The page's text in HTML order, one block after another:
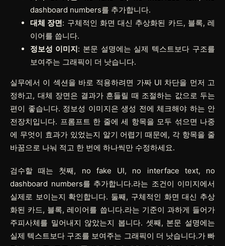
dashboard numbers를 추가합니다.
대체 장면: 구체적인 화면 대신 추상화된 카드, 블록, 레
이어를 씁니다.
정보성 이미지: 본문 설명에는 실제 텍스트보다 구조를
보여주는 그래픽이 더 낫습니다.
실무에서 이 섹션을 바로 적용하려면 가짜 UI 차단을 먼저 고
정하고, 대체 장면은 결과가 흔들릴 때 조절하는 값으로 두는
편이 좋습니다. 정보성 이미지은 생성 전에 체크해야 하는 안
전장치입니다. 프롬프트 한 줄에 세 항목을 모두 섞으면 나중
에 무엇이 효과가 있었는지 알기 어렵기 때문에, 각 항목을 줄
바꿈으로 나눠 적고 한 번에 하나씩만 수정하세요.
검수할 때는 첫째, no fake UI, no interface text, no
dashboard numbers를 추가합니다.라는 조건이 이미지에서
실제로 보이는지 확인합니다. 둘째, 구체적인 화면 대신 추상
화된 카드, 블록, 레이어를 씁니다.라는 기준이 과하게 들어가
주피사체를 밀어내지 않았는지 봅니다. 셋째, 본문 설명에는
실제 텍스트보다 구조를 보여주는 그래픽이 더 낫습니다.가 빠